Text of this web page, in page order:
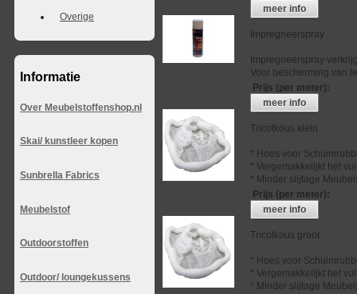
Overige
Informatie
Over Meubelstoffenshop.nl
Skai/ kunstleer kopen
Sunbrella Fabrics
Meubelstof
Outdoorstoffen
Outdoor/ loungekussens
meer info
Impregneerspray
Impregneerspray
Voor bescherming van
Prijs (per meter):
meer info
Tricotkous klein
* Hoes voor
* Vergemakkelijkt het
* Minder slijtage
Prijs (per meter):
meer info
Tricotkous groot
* Hoes voor
* Vergemakkelijkt het
* Minder slijtage